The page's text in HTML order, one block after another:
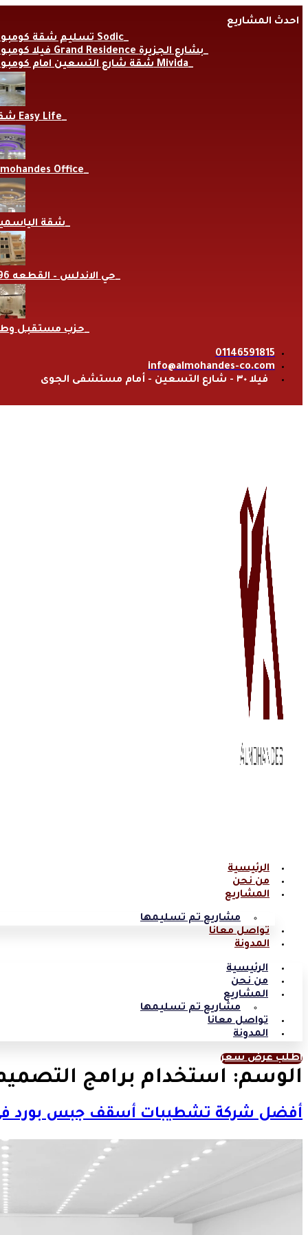
to
احدث المشاريع
تسليم شقة كومبوند Sodic
فيلا كومبوند Grand Residence بشارع الجزيرة
شقة شارع التسعين امام كومبوند Mivida
شقة Easy Life
Office
شقة
حي الاندلس – القطعه 696
حزب مستقبل
01146591815
info@almohandes-co.com
فيلا ٣٠ - شارع التسعين - أمام مستشفى الجوى
الرئيسية
من نحن
المشاريع
مشاريع تم تسليمها
تواصل معانا
المدونة
الرئيسية
من نحن
المشاريع
مشاريع تم تسليمها
تواصل معانا
المدونة
اطلب عرض سعر
الوسم: استخدام برامج
أفضل شركة تشطيبات أسقف جبس بورد